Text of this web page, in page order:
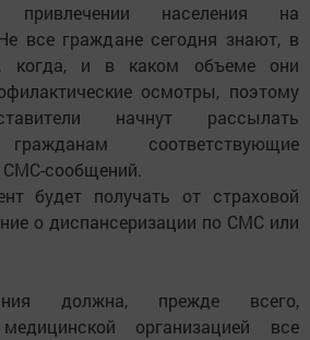
привлечении населения на
все граждане сегодня знают, в
когда, и в каком объеме они
осмотры, поэтому
начнут рассылать
соответствующие
СМС-сообщений.
будет получать от страховой
о диспансеризации по СМС или
должна, прежде всего,
организацией все